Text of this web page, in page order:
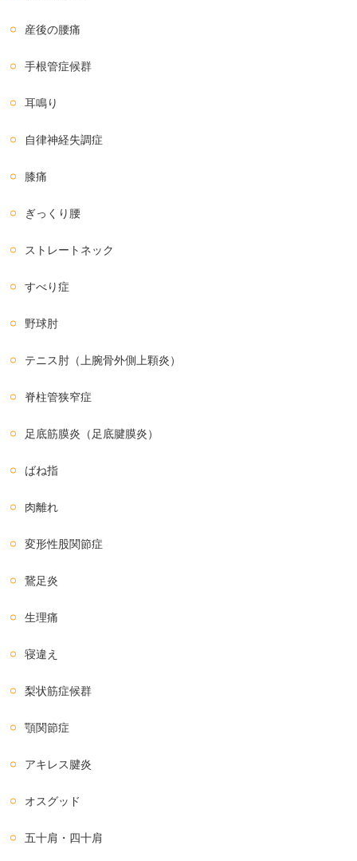
産後の腰痛
手根管症候群
耳鳴り
自律神経失調症
膝痛
ぎっくり腰
ストレートネック
すべり症
野球肘
テニス肘（上腕骨外側上顆炎）
脊柱管狭窄症
足底筋膜炎（足底腱膜炎）
ばね指
肉離れ
変形性股関節症
鵞足炎
生理痛
寝違え
梨状筋症候群
顎関節症
アキレス腱炎
オスグッド
五十肩・四十肩